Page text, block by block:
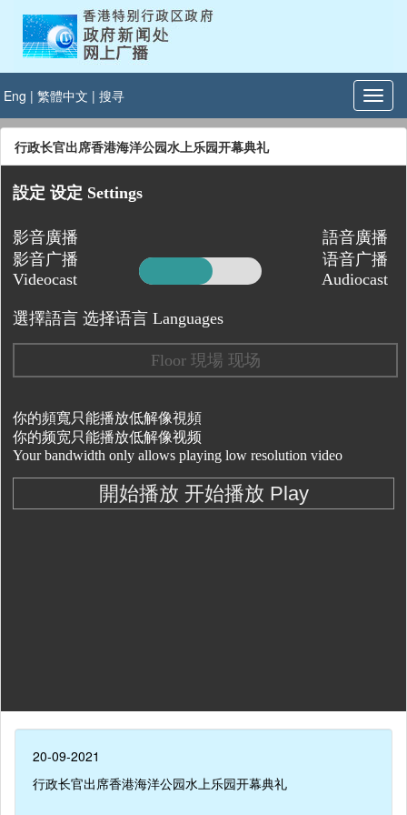
Eng | 繁體中文 | 搜寻
行政长官出席香港海洋公园水上乐园开幕典礼
20-09-2021
行政长官出席香港海洋公园水上乐园开幕典礼